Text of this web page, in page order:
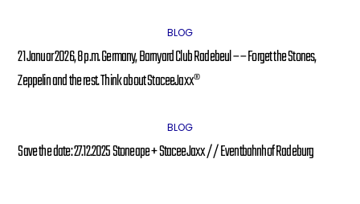
BLOG
21 Januar 2026, 8 p.m. Germany, Barnyard Club Radebeul – – Forget the Stones,
Zeppelin and the rest. Think about StaceeJaxx®
BLOG
Save the date: 27.12.2025 Stoneape + StaceeJaxx // Eventbahnhof Radeburg